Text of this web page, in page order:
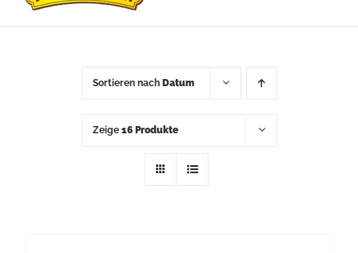
Sortieren nach Datum
Zeige 16 Produkte